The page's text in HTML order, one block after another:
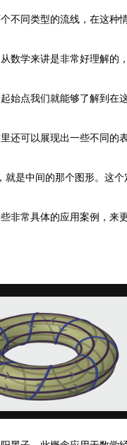
不同类型的流线，在这种
数学来讲是非常好理解的
始点我们就能够了解到在
还可以展现出一些不同的
就是中间的那个图形。这
非常具体的应用案例，来